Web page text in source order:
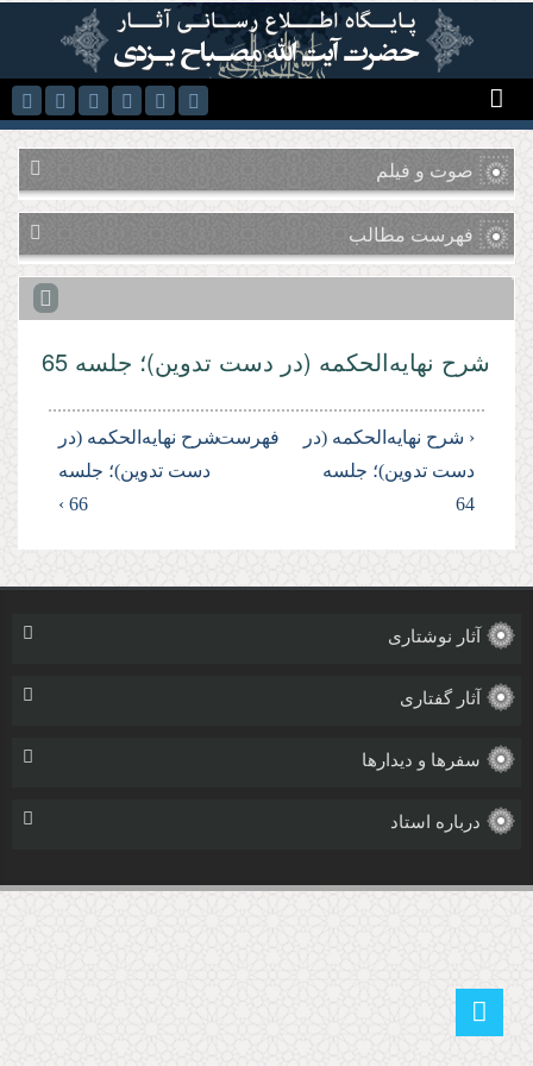
رفتن به محتوای اصلی
صوت و فیلم
فهرست مطالب
شرح نهایه‌الحکمه (در دست تدوین)؛ جلسه 65
‹ شرح نهایه‌الحکمه (در
دست تدوین)؛ جلسه
64
فهرستشرح نهایه‌الحکمه (در
دست تدوین)؛ جلسه
66 ›
آثار نوشتاری
آثار گفتاری
سفرها و دیدارها
درباره استاد